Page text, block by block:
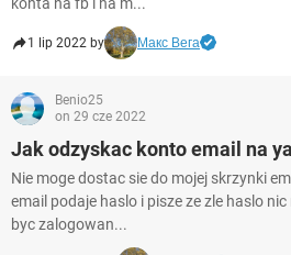
1 lip 2022 by Макс Вега
Benio25
on 29 cze 2022
Jak odzyskac konto email na
Nie moge dostac sie do mojej skrzynki
email podaje haslo i pisze ze zle haslo
byc zalogowan...